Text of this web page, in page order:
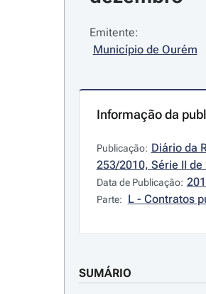
Emitente:
Município de Ourém
Informação da
Publicação: Diário da
253/2010, Série II de
Data de Publicação:
Parte: L - Contratos
SUMÁRIO